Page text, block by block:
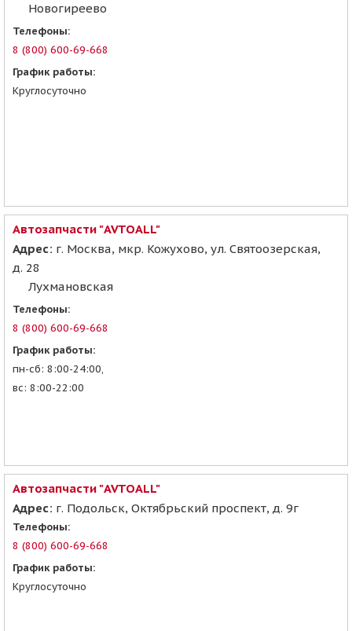
Новогиреево
Телефоны:
8 (800) 600-69-668
График работы:
Круглосуточно
Автозапчасти "AVTOALL"
Адрес: г. Москва, мкр. Кожухово, ул. Святоозерская,
д. 28
Лухмановская
Телефоны:
8 (800) 600-69-668
График работы:
пн-сб: 8:00-24:00,
вс: 8:00-22:00
Автозапчасти "AVTOALL"
Адрес: г. Подольск, Октябрьский проспект, д. 9г
Телефоны:
8 (800) 600-69-668
График работы:
Круглосуточно